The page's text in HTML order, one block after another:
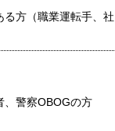
る方（職業運転手、社
、警察OBOGの方